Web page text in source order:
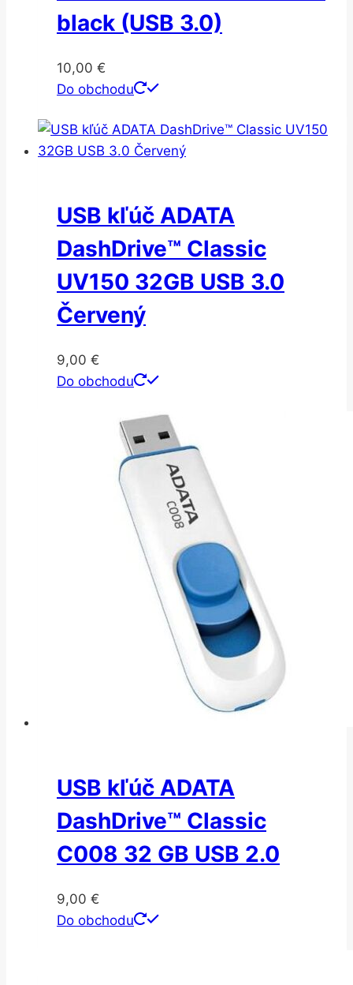
black (USB 3.0)
10,00 €
Do obchodu
USB kľúč ADATA
DashDrive™ Classic
UV150 32GB USB 3.0
Červený
9,00 €
Do obchodu
USB kľúč ADATA
DashDrive™ Classic
C008 32 GB USB 2.0
9,00 €
Do obchodu